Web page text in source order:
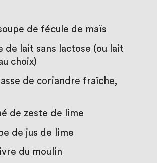
de fécule de maïs
de lait sans lactose (ou lait
choix)
de coriandre fraîche,
de zeste de lime
de jus de lime
du moulin